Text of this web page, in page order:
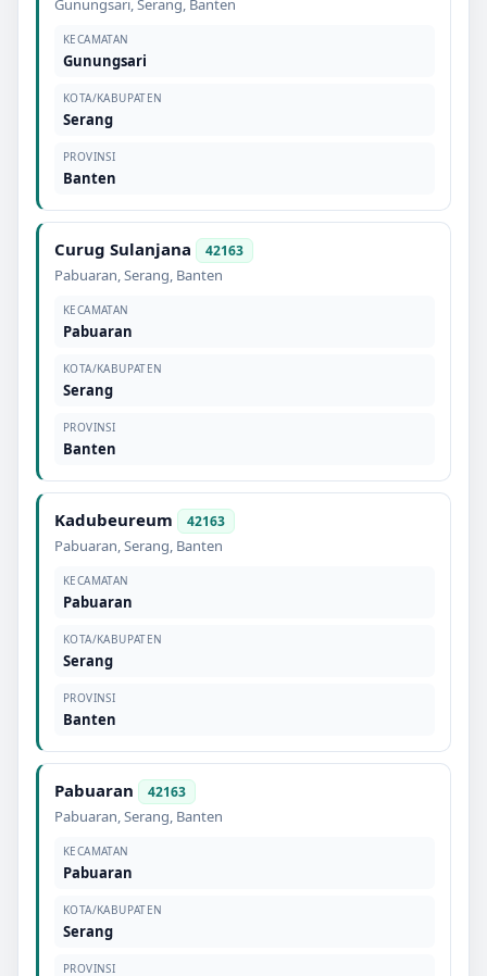
Gunungsari,Serang, Banten
KECAMATAN
Gunungsari
KOTA/KABUPATEN
Serang
PROVINSI
Banten
Curug Sulanjana 42163
Pabuaran,Serang, Banten
KECAMATAN
Pabuaran
KOTA/KABUPATEN
Serang
PROVINSI
Banten
Kadubeureum 42163
Pabuaran,Serang, Banten
KECAMATAN
Pabuaran
KOTA/KABUPATEN
Serang
PROVINSI
Banten
Pabuaran 42163
Pabuaran,Serang, Banten
KECAMATAN
Pabuaran
KOTA/KABUPATEN
Serang
PROVINSI